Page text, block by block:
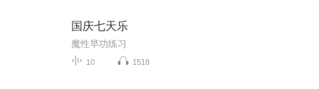
国庆七天乐
魔性早功练习
10 1518